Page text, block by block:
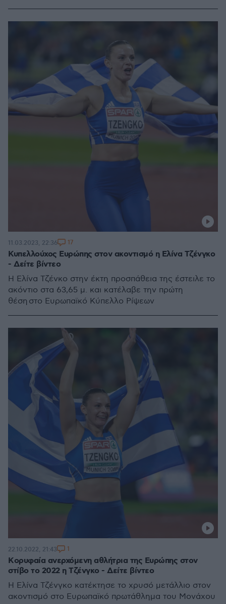
Κυπελλούχος Ευρώπης στον ακοντισμό η Ελίνα Τζένγκο
- Δείτε βίντεο
Η Ελίνα Τζένκο στην έκτη προσπάθεια της έστειλε το
ακόντιο στα 63,65 μ. και κατέλαβε την πρώτη
θέση στο Ευρωπαϊκό Κύπελλο Ρίψεων
11.03.2023, 22:36 17
Kορυφαία ανερχόμενη αθλήτρια της Ευρώπης στον
στίβο το 2022 η Τζένγκο - Δείτε βίντεο
Η Ελίνα Τζένγκο κατέκτησε το χρυσό μετάλλιο στον
ακοντισμό στο Ευρωπαϊκό πρωτάθλημα του Μονάχου
22.10.2022, 21:43 1